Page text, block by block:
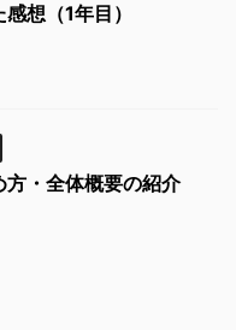
想（1年目）
・全体概要の紹介